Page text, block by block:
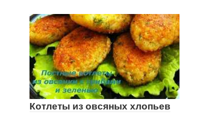
Котлеты из овсяных хлопьев